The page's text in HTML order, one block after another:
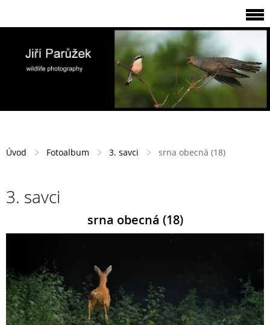
Úvod Fotoalbum 3. savci srna obecná (18)
3. savci
srna obecná (18)